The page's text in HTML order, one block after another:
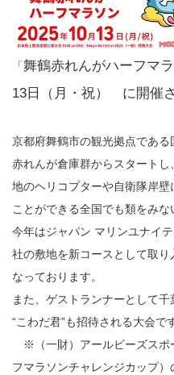
「舞鶴赤れんがハーフマ
13日（月・祝） に開催さ
京都府舞鶴市の観光拠点であ
赤れんが倉庫群からスタート
地のヘリコプターや自衛隊岸
ことができる全国でも類をみな
今年はジャパン マリンユナイ
社の敷地を新コースとして取
なっております。
また、ゲストランナーとして
“こわだ君”も招待される大会で
※（一財）アールビーズスポ
フマラソンチャレンジカップ）